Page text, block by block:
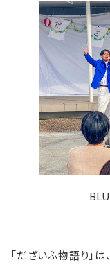
「だざいふ物語り」